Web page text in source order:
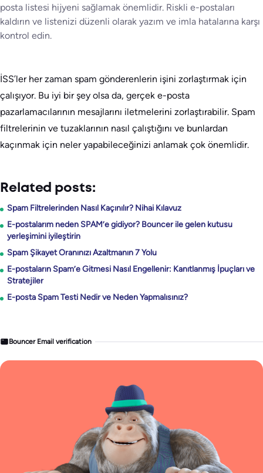
posta listesi hijyeni sağlamak önemlidir. Riskli e-postaları
kaldırın ve listenizi düzenli olarak yazım ve imla hatalarına karşı
kontrol edin.
İSS’ler her zaman spam gönderenlerin işini zorlaştırmak için
çalışıyor. Bu iyi bir şey olsa da, gerçek e-posta
pazarlamacılarının mesajlarını iletmelerini zorlaştırabilir. Spam
filtrelerinin ve tuzaklarının nasıl çalıştığını ve bunlardan
kaçınmak için neler yapabileceğinizi anlamak çok önemlidir.
Related posts:
Spam Filtrelerinden Nasıl Kaçınılır? Nihai Kılavuz
E-postalarım neden SPAM’e gidiyor? Bouncer ile gelen kutusu
yerleşimini iyileştirin
Spam Şikayet Oranınızı Azaltmanın 7 Yolu
E-postaların Spam’e Gitmesi Nasıl Engellenir: Kanıtlanmış İpuçları ve
Stratejiler
E-posta Spam Testi Nedir ve Neden Yapmalısınız?
Bouncer Email verification